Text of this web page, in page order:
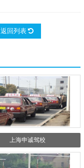
返回列表
上海申诚驾校